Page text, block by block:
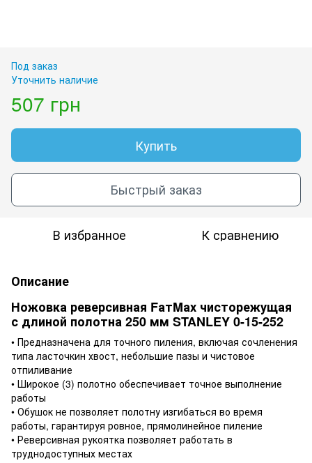
Под заказ
Уточнить наличие
507 грн
Купить
Быстрый заказ
В избранное К сравнению
Описание
Ножовка реверсивная FатMах чисторежущая
с длиной полотна 250 мм STANLEY 0-15-252
• Предназначена для точного пиления, включая сочленения
типа ласточкин хвост, небольшие пазы и чистовое
отпиливание
• Широкое (3) полотно обеспечивает точное выполнение
работы
• Обушок не позволяет полотну изгибаться во время
работы, гарантируя ровное, прямолинейное пиление
• Реверсивная рукоятка позволяет работать в
труднодоступных местах